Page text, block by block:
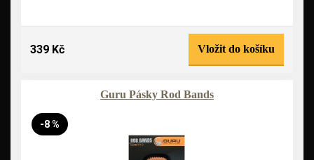
339 Kč Vložit do košíku
Guru Pásky Rod Bands
-8 %